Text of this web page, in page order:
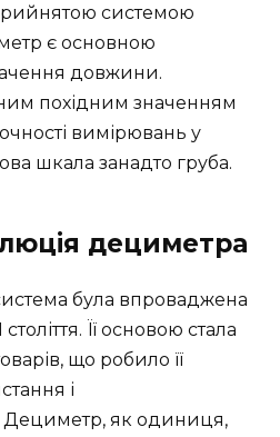
системою
є основною
довжини.
похідним значенням
вимірювань у
шкала занадто груба.
дециметра
була впроваджена
Її основою стала
що робило її
і
Дециметр, як одиниця,